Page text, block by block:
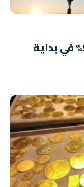
تراجع أسعار النفط بأكثر من 5% في بداية